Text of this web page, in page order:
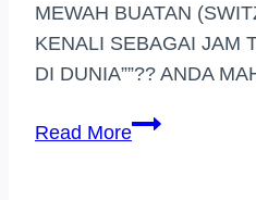
MEWAH BUATAN
KENALI SEBAGAI JAM
DI DUNIA””?? ANDA
Read MorePEMBELI